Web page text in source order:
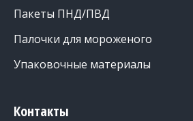
Пакеты ПНД/ПВД
Палочки для мороженого
Упаковочные материалы
Контакты